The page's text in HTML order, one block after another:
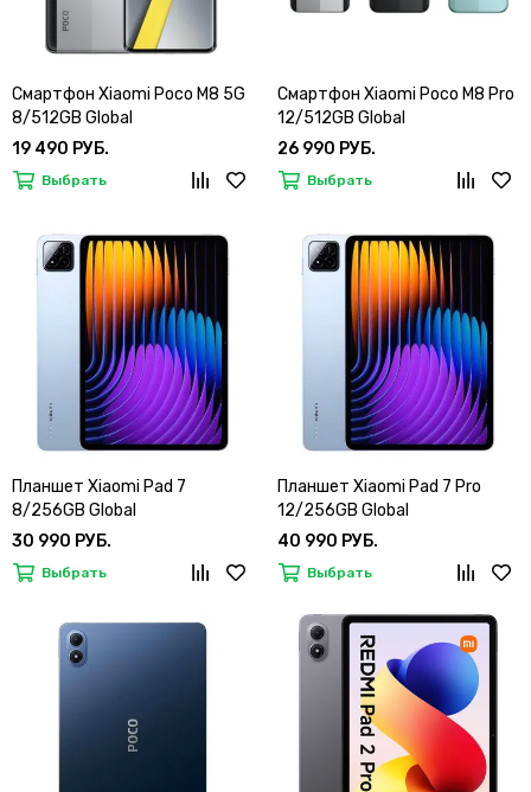
Смартфон Xiaomi Poco M8 5G
8/512GB Global
19 490 РУБ.
Выбрать
Смартфон Xiaomi Poco M8 Pro
12/512GB Global
26 990 РУБ.
Выбрать
Планшет Xiaomi Pad 7
8/256GB Global
30 990 РУБ.
Выбрать
Планшет Xiaomi Pad 7 Pro
12/256GB Global
40 990 РУБ.
Выбрать